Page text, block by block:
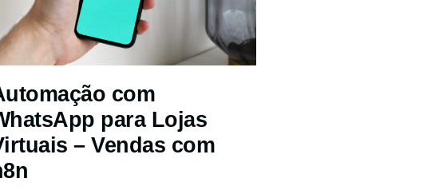
com
para Lojas
– Vendas com